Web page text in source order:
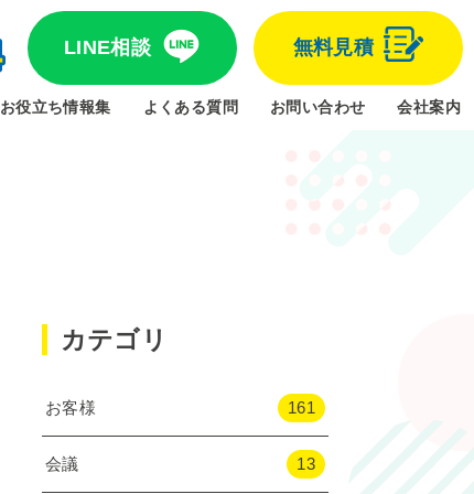
LINE相談 無料見積
お役立ち情報集 よくある質問 お問い合わせ 会社案内
カテゴリ
お客様 161
会議 13